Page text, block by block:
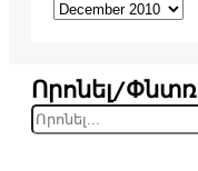
Որոնել/